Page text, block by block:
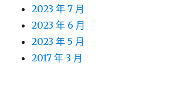
2023 年 7 月
2023 年 6 月
2023 年 5 月
2017 年 3 月